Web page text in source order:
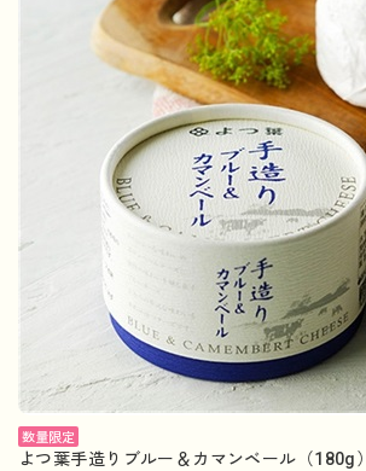
数量限定
よつ葉手造りブルー＆カマンベール（180g）